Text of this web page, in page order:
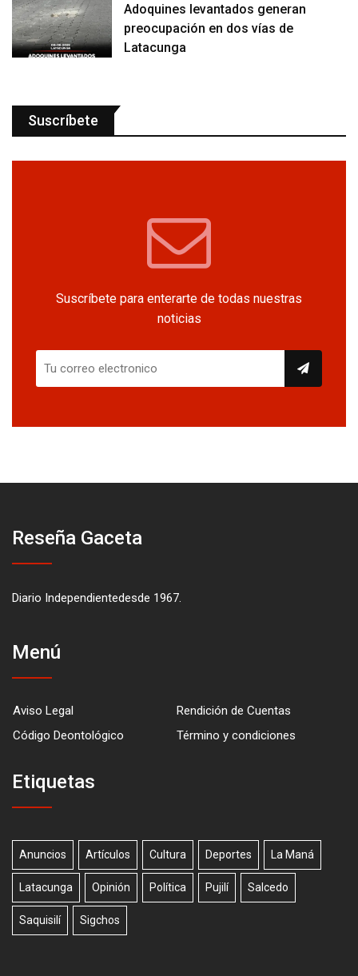
Adoquines levantados generan
preocupación en dos vías de
Latacunga
Suscríbete
Suscríbete para enterarte de todas nuestras
noticias
Reseña Gaceta
Diario Independientedesde 1967.
Menú
Aviso Legal
Rendición de Cuentas
Código Deontológico
Término y condiciones
Etiquetas
Anuncios Artículos Cultura Deportes La Maná
Latacunga Opinión Política Pujilí Salcedo
Saquisilí Sigchos